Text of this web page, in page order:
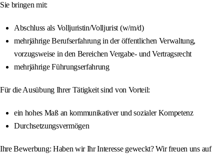
Sie bringen mit:
Abschluss als Volljuristin/Volljurist (w/m/d)
mehrjährige Berufserfahrung in der öffentlichen Verwaltung,
vorzugsweise in den Bereichen Vergabe- und Vertragsrecht
mehrjährige Führungserfahrung
Für die Ausübung Ihrer Tätigkeit sind von Vorteil:
ein hohes Maß an kommunikativer und sozialer Kompetenz
Durchsetzungsvermögen
Ihre Bewerbung: Haben wir Ihr Interesse geweckt? Wir freuen uns auf